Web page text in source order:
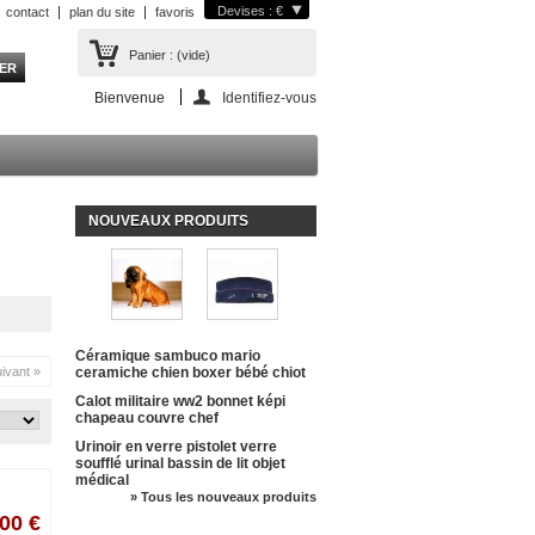
Devises : €
contact plan du site favoris
Panier : (vide)
Bienvenue Identifiez-vous
»
€
NOUVEAUX PRODUITS
Céramique sambuco mario
ceramiche chien boxer bébé chiot
Calot militaire ww2 bonnet képi
chapeau couvre chef
Urinoir en verre pistolet verre
soufflé urinal bassin de lit objet
médical
» Tous les nouveaux produits